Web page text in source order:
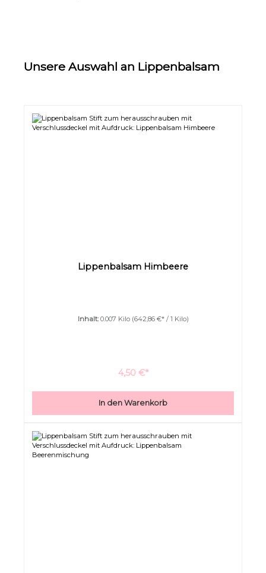
Unsere Auswahl an Lippenbalsam
Lippenbalsam Himbeere
Inhalt: 0.007 Kilo (642,86 €* / 1 Kilo)
4,50 €*
In den Warenkorb